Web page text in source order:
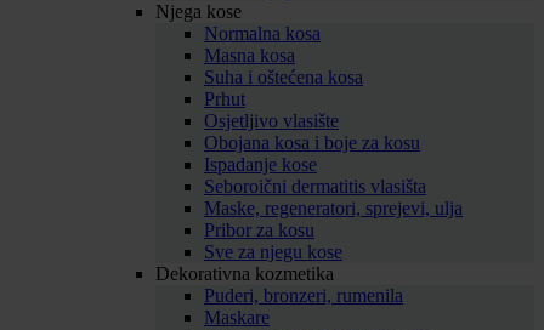
Njega kose
Normalna kosa
Masna kosa
Suha i oštećena kosa
Prhut
Osjetljivo vlasište
Obojana kosa i boje za kosu
Ispadanje kose
Seboroični dermatitis vlasišta
Maske, regeneratori, sprejevi, ulja
Pribor za kosu
Sve za njegu kose
Dekorativna kozmetika
Puderi, bronzeri, rumenila
Maskare